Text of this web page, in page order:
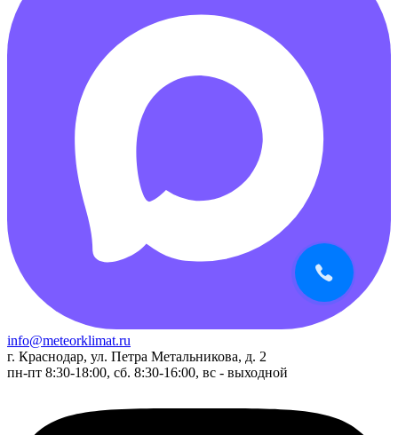
info@meteorklimat.ru
г. Краснодар, ул. Петра Метальникова, д. 2
пн-пт 8:30-18:00, сб. 8:30-16:00, вс - выходной